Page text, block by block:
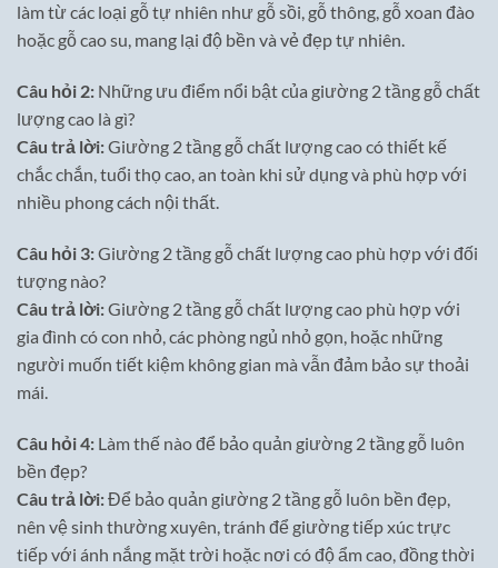
làm từ các loại gỗ tự nhiên như gỗ sồi, gỗ thông, gỗ xoan đào
hoặc gỗ cao su, mang lại độ bền và vẻ đẹp tự nhiên.
Câu hỏi 2: Những ưu điểm nổi bật của giường 2 tầng gỗ chất
lượng cao là gì?
Câu trả lời:Giường 2 tầng gỗ chất lượng cao có thiết kế
chắc chắn, tuổi thọ cao, an toàn khi sử dụng và phù hợp với
nhiều phong cách nội thất.
Câu hỏi 3:Giường 2 tầng gỗ chất lượng cao phù hợp với đối
tượng nào?
Câu trả lời:Giường 2 tầng gỗ chất lượng cao phù hợp với
gia đình có con nhỏ, các phòng ngủ nhỏ gọn, hoặc những
người muốn tiết kiệm không gian mà vẫn đảm bảo sự thoải
mái.
Câu hỏi 4: Làm thế nào để bảo quản giường 2 tầng gỗ luôn
bền đẹp?
Câu trả lời:Để bảo quản giường 2 tầng gỗ luôn bền đẹp,
nên vệ sinh thường xuyên, tránh để giường tiếp xúc trực
tiếp với ánh nắng mặt trời hoặc nơi có độ ẩm cao, đồng thời